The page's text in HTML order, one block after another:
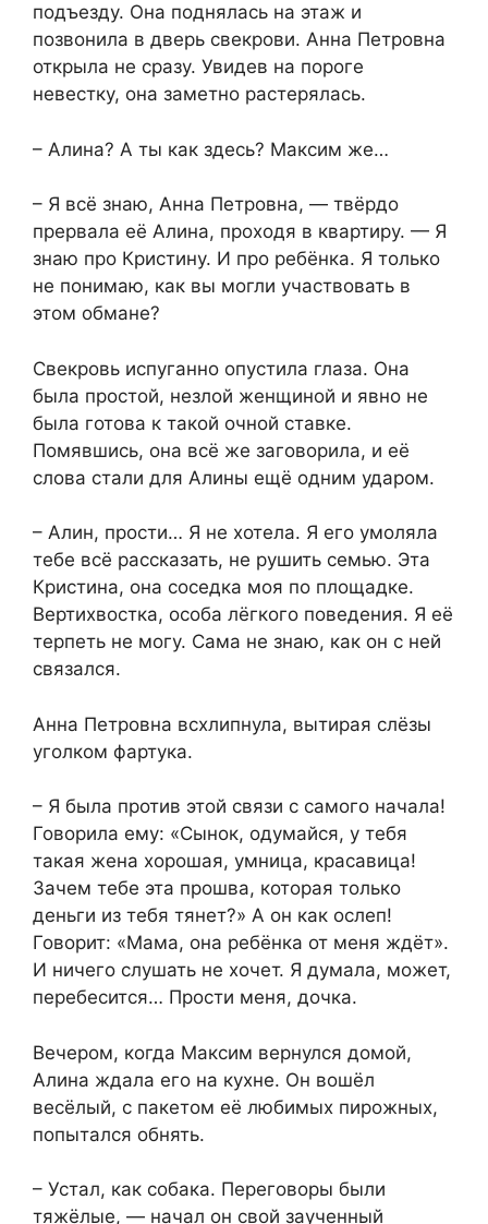
подъезду. Она поднялась на этаж и
позвонила в дверь свекрови. Анна Петровна
открыла не сразу. Увидев на пороге
невестку, она заметно растерялась.
– Алина? А ты как здесь? Максим же…
– Я всё знаю, Анна Петровна, — твёрдо
прервала её Алина, проходя в квартиру. — Я
знаю про Кристину. И про ребёнка. Я только
не понимаю, как вы могли участвовать в
этом обмане?
Свекровь испуганно опустила глаза. Она
была простой, незлой женщиной и явно не
была готова к такой очной ставке.
Помявшись, она всё же заговорила, и её
слова стали для Алины ещё одним ударом.
– Алин, прости… Я не хотела. Я его умоляла
тебе всё рассказать, не рушить семью. Эта
Кристина, она соседка моя по площадке.
Вертихвостка, особа лёгкого поведения. Я её
терпеть не могу. Сама не знаю, как он с ней
связался.
Анна Петровна всхлипнула, вытирая слёзы
уголком фартука.
– Я была против этой связи с самого начала!
Говорила ему: «Сынок, одумайся, у тебя
такая жена хорошая, умница, красавица!
Зачем тебе эта прошва, которая только
деньги из тебя тянет?» А он как ослеп!
Говорит: «Мама, она ребёнка от меня ждёт».
И ничего слушать не хочет. Я думала, может,
перебесится… Прости меня, дочка.
Вечером, когда Максим вернулся домой,
Алина ждала его на кухне. Он вошёл
весёлый, с пакетом её любимых пирожных,
попытался обнять.
– Устал, как собака. Переговоры были
тяжёлые, — начал он свой заученный